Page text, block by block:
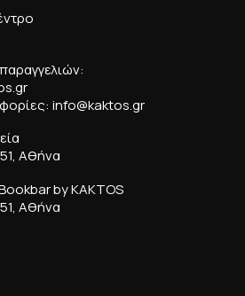
info@kaktos.gr
Αθήνα
by KAKTOS
Αθήνα